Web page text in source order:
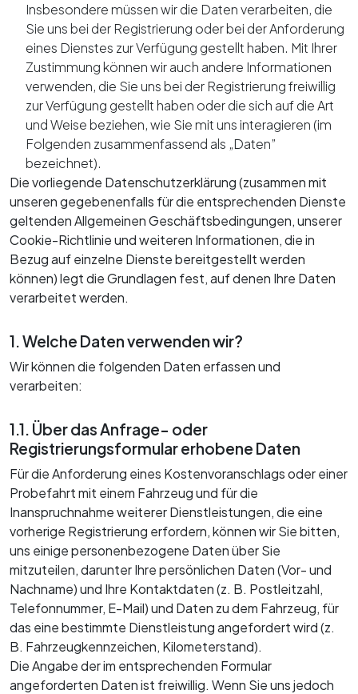
Versicherung
Myvanture
Outdoor Shop
B2B‑Bereich
Servicetermin buchen
Räder und Reifen
Express Service
Ersatzteile und Zubehör
Karosserie
Revision
Service Plus
Reach
Insbesondere müssen wir die Daten verarbeiten, die
Sie uns bei der Registrierung oder bei der Anforderung
eines Dienstes zur Verfügung gestellt haben. Mit Ihrer
Zustimmung können wir auch andere Informationen
verwenden, die Sie uns bei der Registrierung freiwillig
zur Verfügung gestellt haben oder die sich auf die Art
und Weise beziehen, wie Sie mit uns interagieren (im
Folgenden zusammenfassend als „Daten”
bezeichnet).
Die vorliegende Datenschutzerklärung (zusammen mit
unseren gegebenenfalls für die entsprechenden Dienste
geltenden Allgemeinen Geschäftsbedingungen, unserer
Cookie-Richtlinie und weiteren Informationen, die in
Bezug auf einzelne Dienste bereitgestellt werden
können) legt die Grundlagen fest, auf denen Ihre Daten
verarbeitet werden.
1. Welche Daten verwenden wir?
Wir können die folgenden Daten erfassen und
verarbeiten:
1.1. Über das Anfrage- oder
Registrierungsformular erhobene Daten
Für die Anforderung eines Kostenvoranschlags oder einer
Probefahrt mit einem Fahrzeug und für die
Inanspruchnahme weiterer Dienstleistungen, die eine
vorherige Registrierung erfordern, können wir Sie bitten,
uns einige personenbezogene Daten über Sie
mitzuteilen, darunter Ihre persönlichen Daten (Vor- und
Nachname) und Ihre Kontaktdaten (z. B. Postleitzahl,
Telefonnummer, E-Mail) und Daten zu dem Fahrzeug, für
das eine bestimmte Dienstleistung angefordert wird (z.
B. Fahrzeugkennzeichen, Kilometerstand).
Die Angabe der im entsprechenden Formular
angeforderten Daten ist freiwillig. Wenn Sie uns jedoch